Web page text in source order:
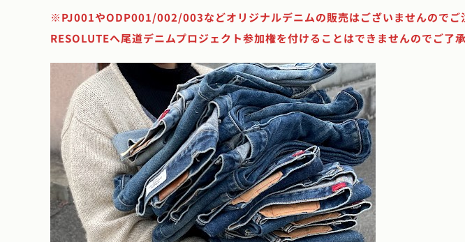
※PJ001やODP001/002/003などオリジナルデニムの販売はございませんのでご
RESOLUTEへ尾道デニムプロジェクト参加権を付けることはできませんのでご了